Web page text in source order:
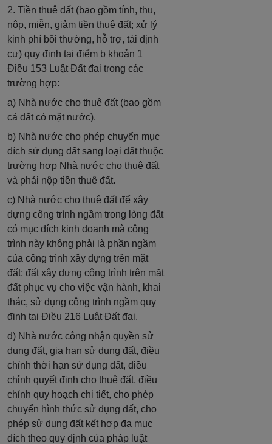
2. Tiền thuê đất (bao gồm tính, thu,
nộp, miễn, giảm tiền thuê đất; xử lý
kinh phí bồi thường, hỗ trợ, tái định
cư) quy định tại điểm b khoản 1
Điều 153 Luật Đất đai trong các
trường hợp:
a) Nhà nước cho thuê đất (bao gồm
cả đất có mặt nước).
b) Nhà nước cho phép chuyển mục
đích sử dụng đất sang loại đất thuộc
trường hợp Nhà nước cho thuê đất
và phải nộp tiền thuê đất.
c) Nhà nước cho thuê đất để xây
dựng công trình ngầm trong lòng đất
có mục đích kinh doanh mà công
trình này không phải là phần ngầm
của công trình xây dựng trên mặt
đất; đất xây dựng công trình trên mặt
đất phục vụ cho việc vận hành, khai
thác, sử dụng công trình ngầm quy
định tại Điều 216 Luật Đất đai.
d) Nhà nước công nhận quyền sử
dụng đất, gia hạn sử dụng đất, điều
chỉnh thời hạn sử dụng đất, điều
chỉnh quyết định cho thuê đất, điều
chỉnh quy hoạch chi tiết, cho phép
chuyển hình thức sử dụng đất, cho
phép sử dụng đất kết hợp đa mục
đích theo quy định của pháp luật